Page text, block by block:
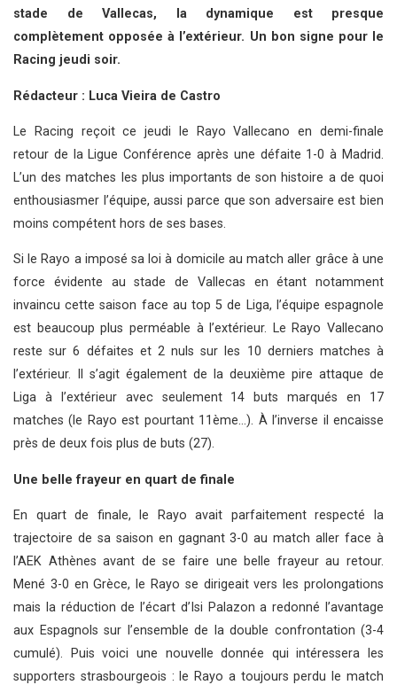
stade de Vallecas, la dynamique est presque
complètement opposée à l’extérieur. Un bon signe pour le
Racing jeudi soir.
Rédacteur : Luca Vieira de Castro
Le Racing reçoit ce jeudi le Rayo Vallecano en demi-finale
retour de la Ligue Conférence après une défaite 1-0 à Madrid.
L’un des matches les plus importants de son histoire a de quoi
enthousiasmer l’équipe, aussi parce que son adversaire est bien
moins compétent hors de ses bases.
Si le Rayo a imposé sa loi à domicile au match aller grâce à une
force évidente au stade de Vallecas en étant notamment
invaincu cette saison face au top 5 de Liga, l’équipe espagnole
est beaucoup plus perméable à l’extérieur. Le Rayo Vallecano
reste sur 6 défaites et 2 nuls sur les 10 derniers matches à
l’extérieur. Il s’agit également de la deuxième pire attaque de
Liga à l’extérieur avec seulement 14 buts marqués en 17
matches (le Rayo est pourtant 11ème…). À l’inverse il encaisse
près de deux fois plus de buts (27).
Une belle frayeur en quart de finale
En quart de finale, le Rayo avait parfaitement respecté la
trajectoire de sa saison en gagnant 3-0 au match aller face à
l’AEK Athènes avant de se faire une belle frayeur au retour.
Mené 3-0 en Grèce, le Rayo se dirigeait vers les prolongations
mais la réduction de l’écart d’Isi Palazon a redonné l’avantage
aux Espagnols sur l’ensemble de la double confrontation (3-4
cumulé). Puis voici une nouvelle donnée qui intéressera les
supporters strasbourgeois : le Rayo a toujours perdu le match